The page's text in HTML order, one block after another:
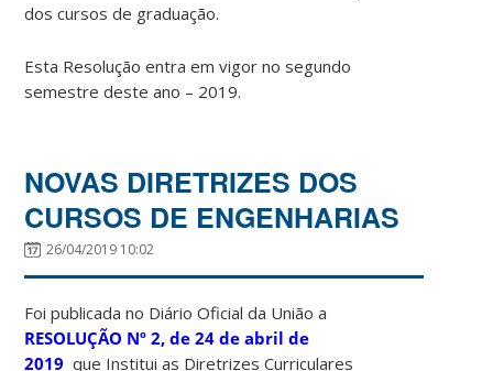
dos cursos de graduação.
Esta Resolução entra em vigor no segundo
semestre deste ano – 2019.
NOVAS DIRETRIZES DOS
CURSOS DE ENGENHARIAS
26/04/2019 10:02
Foi publicada no Diário Oficial da União a
RESOLUÇÃO Nº 2, de 24 de abril de
2019 que Institui as Diretrizes Curriculares